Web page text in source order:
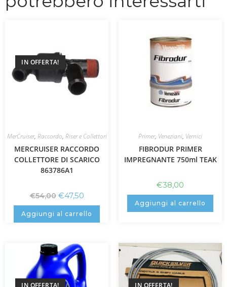
IN OFFERTA!
MerCruiser, Raccordo, Riser e Collettori
MERCRUISER RACCORDO
COLLETTORE DI SCARICO
863786A1
€54,00 €47,50
Aggiungi al carrello
Primer, Veneziani, Vernici
FIBRODUR PRIMER
IMPREGNANTE 750ml TEAK
€38,00
Aggiungi al carrello
IN OFFERTA! IN OFFERTA!